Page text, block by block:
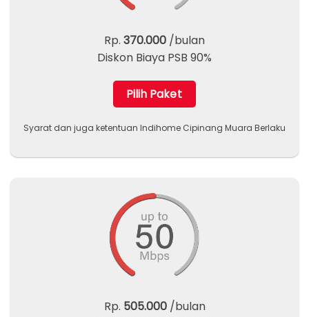
Rp. 370.000 /bulan
Diskon Biaya PSB 90%
Pilih Paket
Syarat dan juga ketentuan Indihome Cipinang Muara Berlaku
Rp. 505.000/bulan